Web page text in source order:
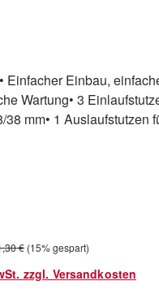
Einfacher Einbau,
Wartung• 3
38 mm• 1 Auslaufstutzen
/ 25 mm1x 28 / 38 mm 1x
130 mm
Preis:
€ (15% gespart)
zzgl. Versandkosten